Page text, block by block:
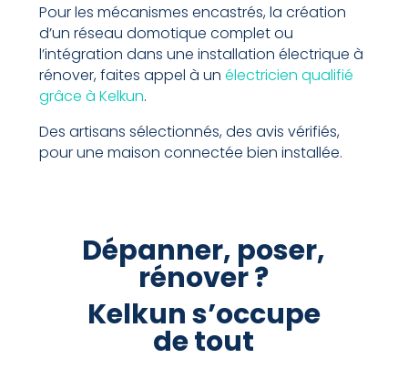
Pour les mécanismes encastrés, la création
d’un réseau domotique complet ou
l’intégration dans une installation électrique à
rénover, faites appel à un électricien qualifié
grâce à Kelkun.
Des artisans sélectionnés, des avis vérifiés,
pour une maison connectée bien installée.
Dépanner, poser,
rénover ?
Kelkun s’occupe
de tout